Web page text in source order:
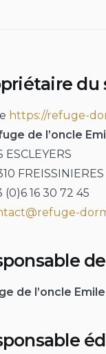
https://refuge-
de l’oncle
ESCLEYERS
FREISSINIERES
(0)6 16 30 72 45
de l’oncle Emile